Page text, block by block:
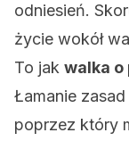
odniesień.
życie wokół
To jak walka o
Łamanie
poprzez który